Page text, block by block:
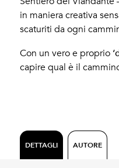
in maniera creativa
scaturiti da ogni
Con un vero e proprio
capire qual è il
DETTAGLI AUTORE